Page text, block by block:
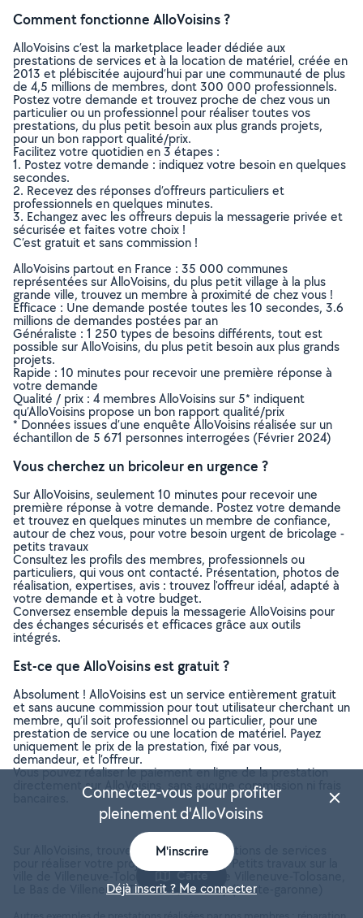
Comment fonctionne AlloVoisins ?
AlloVoisins c’est la marketplace leader dédiée aux
prestations de services et à la location de matériel, créée en
2013 et plébiscitée aujourd’hui par une communauté de plus
de 4,5 millions de membres, dont 300 000 professionnels.
Postez votre demande et trouvez proche de chez vous un
particulier ou un professionnel pour réaliser toutes vos
prestations, du plus petit besoin aux plus grands projets,
pour un bon rapport qualité/prix.
Facilitez votre quotidien en 3 étapes :
1. Postez votre demande : indiquez votre besoin en quelques
secondes.
2. Recevez des réponses d’offreurs particuliers et
professionnels en quelques minutes.
3. Echangez avec les offreurs depuis la messagerie privée et
sécurisée et faites votre choix !
C’est gratuit et sans commission !
AlloVoisins partout en France : 35 000 communes
représentées sur AlloVoisins, du plus petit village à la plus
grande ville, trouvez un membre à proximité de chez vous !
Efficace : Une demande postée toutes les 10 secondes, 3.6
millions de demandes postées par an
Généraliste : 1 250 types de besoins différents, tout est
possible sur AlloVoisins, du plus petit besoin aux plus grands
projets.
Rapide : 10 minutes pour recevoir une première réponse à
votre demande
Qualité / prix : 4 membres AlloVoisins sur 5* indiquent
qu’AlloVoisins propose un bon rapport qualité/prix
* Données issues d’une enquête AlloVoisins réalisée sur un
échantillon de 5 671 personnes interrogées (Février 2024)
Vous cherchez un bricoleur en urgence ?
Sur AlloVoisins, seulement 10 minutes pour recevoir une
première réponse à votre demande. Postez votre demande
et trouvez en quelques minutes un membre de confiance,
autour de chez vous, pour votre besoin urgent de bricolage -
petits travaux
Consultez les profils des membres, professionnels ou
particuliers, qui vous ont contacté. Présentation, photos de
réalisation, expertises, avis : trouvez l'offreur idéal, adapté à
votre demande et à votre budget.
Conversez ensemble depuis la messagerie AlloVoisins pour
des échanges sécurisés et efficaces grâce aux outils
intégrés.
Est-ce que AlloVoisins est gratuit ?
Absolument ! AlloVoisins est un service entièrement gratuit
et sans aucune commission pour tout utilisateur cherchant un
membre, qu’il soit professionnel ou particulier, pour une
prestation de service ou une location de matériel. Payez
uniquement le prix de la prestation, fixé par vous,
demandeur, et l’offreur.
Vous pouvez réaliser le paiement en ligne de la prestation
directement sur AlloVoisins, sans aucune commission ni frais
Sur AlloVoisins, trouvez toutes les prestations de services
pour réaliser votre projet de Bricolage - Petits travaux sur la
ville de Villeneuve-Tolosane (Le Haut de Villeneuve-Tolosane,
Le Bas de Villeneuve-Tolosane, Centre) (Haute-garonne)
Carte
Connectez-vous pour profiter
pleinement d'AlloVoisins
M'inscrire
Déjà inscrit ? Me connecter